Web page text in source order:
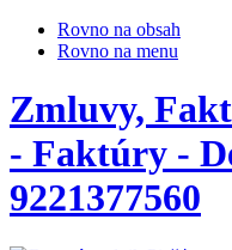
Rovno na obsah
Rovno na menu
Zmluvy,
- Faktúry -
9221377560